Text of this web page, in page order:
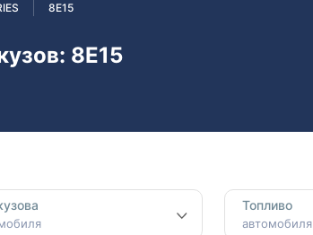
Nissan
Mazda
8E15
8E15
Топливо
автомобиля